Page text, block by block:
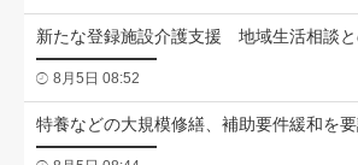
新たな登録施設介護支援 地域生活相談
8月5日 08:52
特養などの大規模修繕、補助要件緩和を